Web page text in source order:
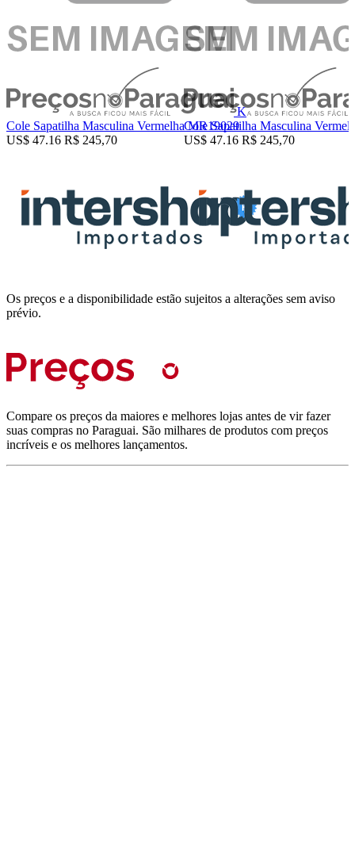
K
Cole Sapatilha Masculina Vermelha MR19029
US$ 47.16 R$ 245,70
Cole Sapatilha Masculina
US$ 47.16 R$ 245,70
Os preços e a disponibilidade estão sujeitos a alterações sem aviso
prévio.
Compare os preços da maiores e melhores lojas antes de vir fazer
suas compras no Paraguai. São milhares de produtos com preços
incríveis e os melhores lançamentos.